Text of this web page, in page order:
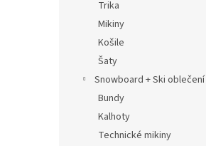
Trika
Mikiny
Košile
Šaty
Snowboard + Ski oblečení
Bundy
Kalhoty
Technické mikiny